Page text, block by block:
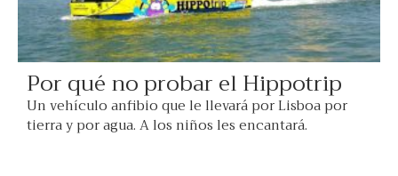
Por qué no probar el Hippotrip
Un vehículo anfibio que le llevará por Lisboa por
tierra y por agua. A los niños les encantará.